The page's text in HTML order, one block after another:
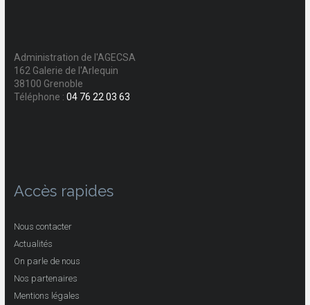
Administration de l'AGECSA
162 Galerie de l'Arlequin
38100 Grenoble
Téléphone : 04 76 22 03 63
Accès rapides
Nous contacter
Actualités
On parle de nous
Nos partenaires
Mentions légales